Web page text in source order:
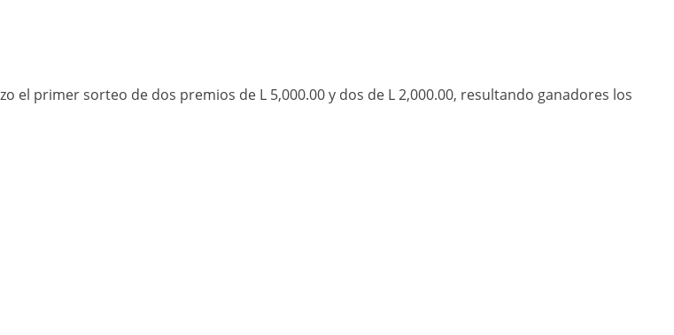
el primer sorteo de dos premios de L 5,000.00 y dos de L 2,000.00, resultando ganadores los